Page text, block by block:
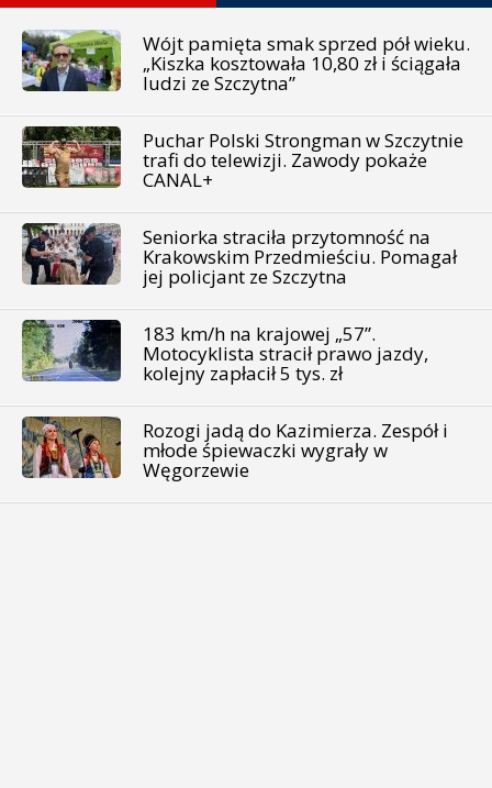
Wójt pamięta smak sprzed pół wieku.
„Kiszka kosztowała 10,80 zł i ściągała
ludzi ze Szczytna”
Puchar Polski Strongman w Szczytnie
trafi do telewizji. Zawody pokaże
CANAL+
Seniorka straciła przytomność na
Krakowskim Przedmieściu. Pomagał
jej policjant ze Szczytna
183 km/h na krajowej „57”.
Motocyklista stracił prawo jazdy,
kolejny zapłacił 5 tys. zł
Rozogi jadą do Kazimierza. Zespół i
młode śpiewaczki wygrały w
Węgorzewie